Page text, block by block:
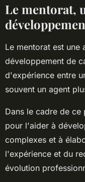
Le mentorat,
Le mentorat est une
développement de
d'expérience entre
souvent un agent
Dans le cadre de ce
pour l'aider à
complexes et à
l'expérience et du
évolution